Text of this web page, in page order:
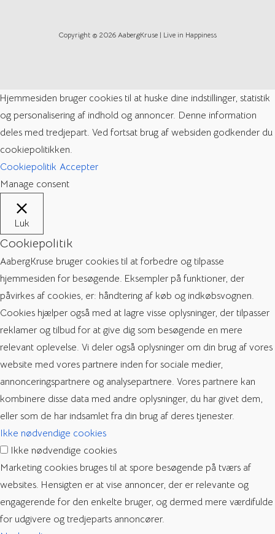
Copyright © 2026 AabergKruse | Live in Happiness
Hjemmesiden bruger cookies til at huske dine indstillinger, statistik
og personalisering af indhold og annoncer. Denne information
deles med tredjepart. Ved fortsat brug af websiden godkender du
cookiepolitikken.
Cookiepolitik Accepter
Manage consent
Luk
Cookiepolitik
AabergKruse bruger cookies til at forbedre og tilpasse
hjemmesiden for besøgende. Eksempler på funktioner, der
påvirkes af cookies, er: håndtering af køb og indkøbsvognen.
Cookies hjælper også med at lagre visse oplysninger, der tilpasser
reklamer og tilbud for at give dig som besøgende en mere
relevant oplevelse. Vi deler også oplysninger om din brug af vores
website med vores partnere inden for sociale medier,
annonceringspartnere og analysepartnere. Vores partnere kan
kombinere disse data med andre oplysninger, du har givet dem,
eller som de har indsamlet fra din brug af deres tjenester.
Ikke nødvendige cookies
Ikke nødvendige cookies
Marketing cookies bruges til at spore besøgende på tværs af
websites. Hensigten er at vise annoncer, der er relevante og
engagerende for den enkelte bruger, og dermed mere værdifulde
for udgivere og tredjeparts annoncører.